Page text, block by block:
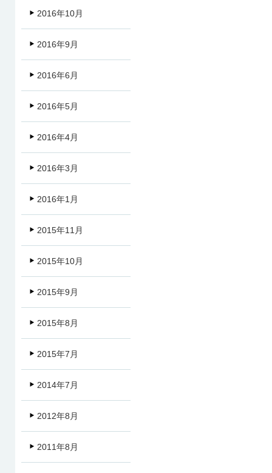
2016年10月
2016年9月
2016年6月
2016年5月
2016年4月
2016年3月
2016年1月
2015年11月
2015年10月
2015年9月
2015年8月
2015年7月
2014年7月
2012年8月
2011年8月